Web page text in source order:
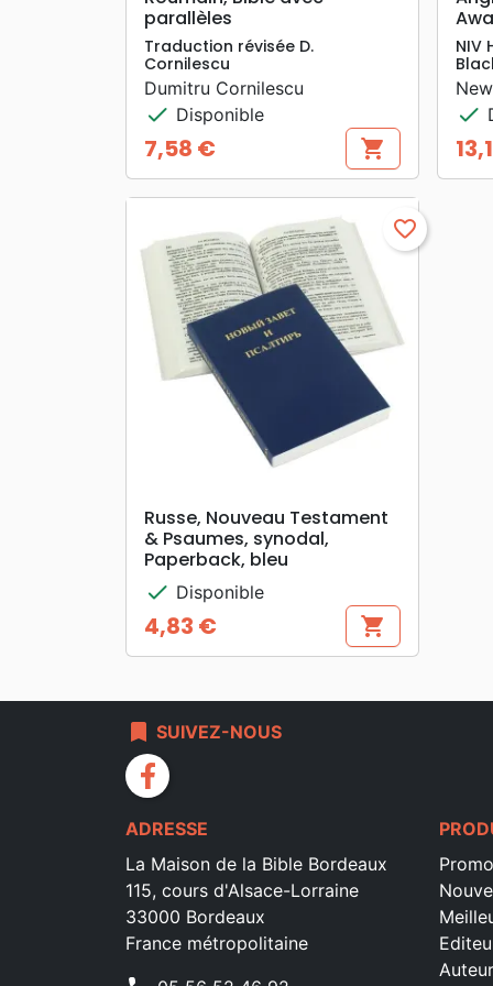
parallèles
Traduction révisée D.
Cornilescu
Dumitru Cornilescu
check Disponible
Prix
7,58 € shopping_cart
NIV
check
Prix
searchAPERÇU RAPIDE
favorite_border
Russe, Nouveau Testament
& Psaumes, synodal,
Paperback, bleu
check Disponible
Prix
4,83 € shopping_cart
bookmark SUIVEZ-NOUS
facebook
ADRESSE
La Maison de la Bible Bordeaux
115, cours d'Alsace-Lorraine
33000 Bordeaux
France métropolitaine